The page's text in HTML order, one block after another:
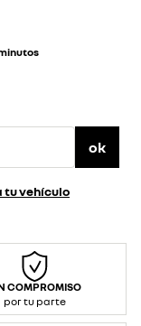
ok
tu vehículo
COMPROMISO
por tu parte